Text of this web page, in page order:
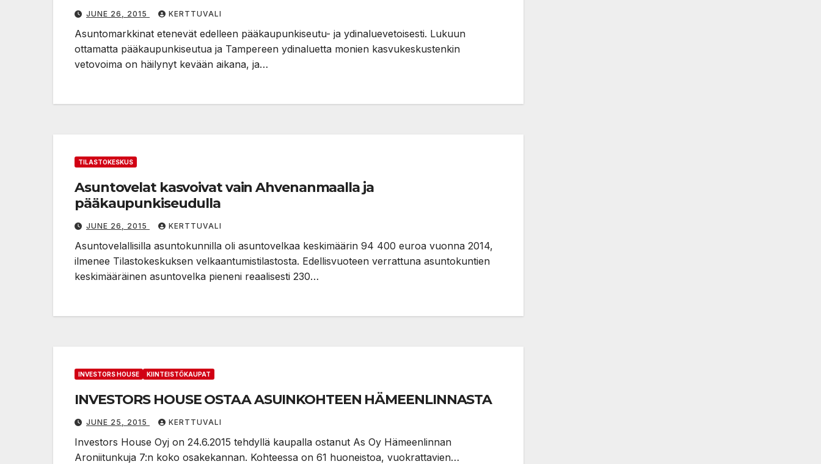
JUNE 26, 2015 KERTTUVALI
Asuntomarkkinat etenevät edelleen pääkaupunkiseutu- ja ydinaluevetoisesti. Lukuun
ottamatta pääkaupunkiseutua ja Tampereen ydinaluetta monien kasvukeskustenkin
vetovoima on häilynyt kevään aikana, ja…
TILASTOKESKUS
Asuntovelat kasvoivat vain Ahvenanmaalla ja
pääkaupunkiseudulla
JUNE 26, 2015 KERTTUVALI
Asuntovelallisilla asuntokunnilla oli asuntovelkaa keskimäärin 94 400 euroa vuonna 2014,
ilmenee Tilastokeskuksen velkaantumistilastosta. Edellisvuoteen verrattuna asuntokuntien
keskimääräinen asuntovelka pieneni reaalisesti 230…
INVESTORS HOUSE KIINTEISTÖKAUPAT
INVESTORS HOUSE OSTAA ASUINKOHTEEN HÄMEENLINNASTA
JUNE 25, 2015 KERTTUVALI
Investors House Oyj on 24.6.2015 tehdyllä kaupalla ostanut As Oy Hämeenlinnan
Aroniitunkuja 7:n koko osakekannan. Kohteessa on 61 huoneistoa, vuokrattavien…